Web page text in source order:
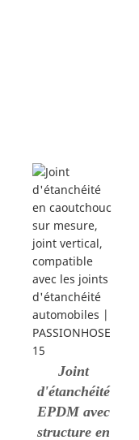
Joint
d'étanchéité
EPDM avec
structure en